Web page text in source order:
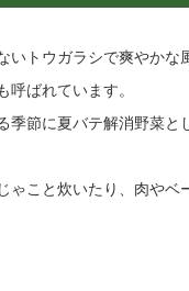
いトウガラシで爽やか
ばれています。
季節に夏バテ解消野菜と
ゃこと炊いたり、肉やベ